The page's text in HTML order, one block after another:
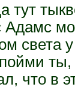
тут
Адамс
света
ты,
что в